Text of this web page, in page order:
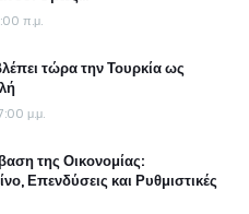
π.μ.
τώρα την Τουρκία ως
μ.μ.
της Οικονομίας:
Επενδύσεις και Ρυθμιστικές